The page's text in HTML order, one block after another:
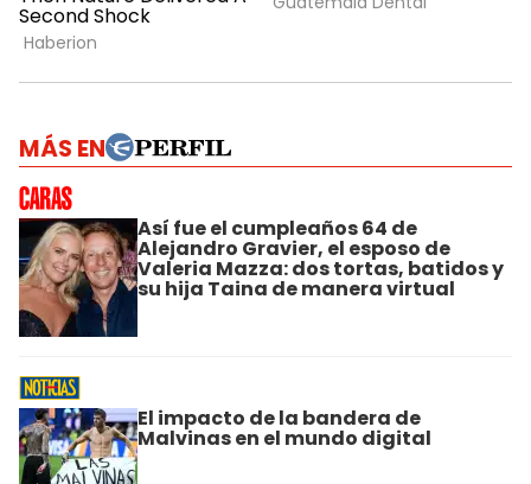
MÁS EN
Así fue el cumpleaños 64 de
Alejandro Gravier, el esposo de
Valeria Mazza: dos tortas, batidos y
su hija Taina de manera virtual
El impacto de la bandera de
Malvinas en el mundo digital